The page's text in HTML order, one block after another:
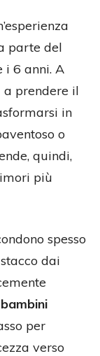
parte del
i 6 anni. A
a prendere il
in
o
quindi,
più
spesso
dai
per
verso